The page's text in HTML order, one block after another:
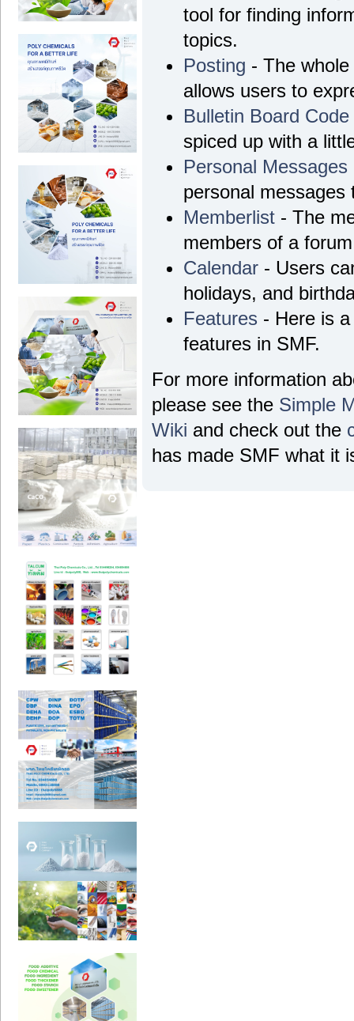
tool for finding
topics.
Posting - The
allows users to
Bulletin Board
spiced up with a
Personal Messages
personal messages
Memberlist - The
members of a
Calendar - Users
holidays, and
Features - Here is
features in SMF.
For more information
please see the Simple
Wiki and check out the
has made SMF what it